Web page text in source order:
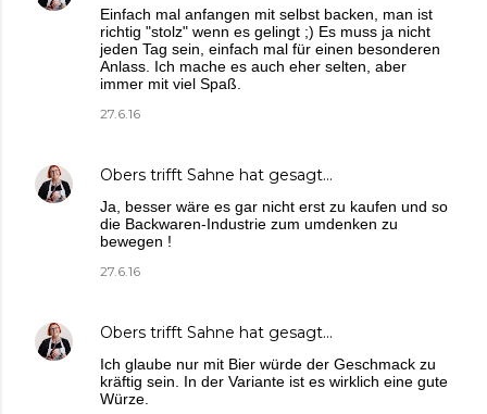
Einfach mal anfangen mit selbst backen, man ist
richtig "stolz" wenn es gelingt ;) Es muss ja nicht
jeden Tag sein, einfach mal für einen besonderen
Anlass. Ich mache es auch eher selten, aber
immer mit viel Spaß.
27.6.16
Obers trifft Sahne hat gesagt…
Ja, besser wäre es gar nicht erst zu kaufen und so
die Backwaren-Industrie zum umdenken zu
bewegen !
27.6.16
Obers trifft Sahne hat gesagt…
Ich glaube nur mit Bier würde der Geschmack zu
kräftig sein. In der Variante ist es wirklich eine gute
Würze.